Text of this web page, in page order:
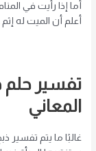
أما إذا رأيت في
أعلم أن الميت له
تفسير حلم
المعاني
غالبًا ما يتم تفسير